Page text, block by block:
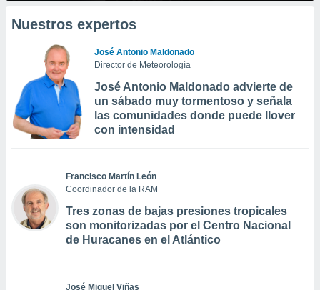
Nuestros expertos
José Antonio Maldonado
Director de Meteorología
José Antonio Maldonado advierte de
un sábado muy tormentoso y señala
las comunidades donde puede llover
con intensidad
Francisco Martín León
Coordinador de la RAM
Tres zonas de bajas presiones tropicales
son monitorizadas por el Centro Nacional
de Huracanes en el Atlántico
José Miguel Viñas